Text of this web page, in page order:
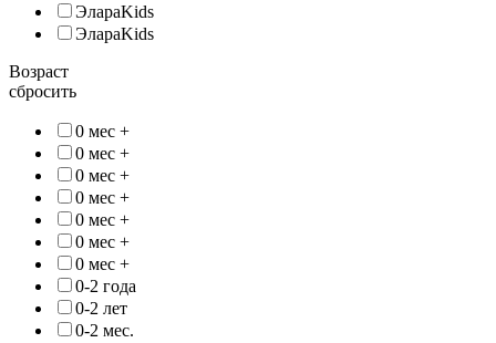
ЭлараKids
ЭлараKids
Возраст
сбросить
0 мес +
0 мес +
0 мес +
0 мес +
0 мес +
0 мес +
0 мес +
0-2 года
0-2 лет
0-2 мес.